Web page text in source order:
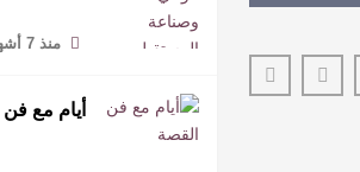
منذ 7 أشهر
أيام مع